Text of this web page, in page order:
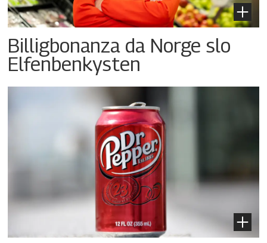
Billigbonanza da Norge slo
Elfenbenkysten